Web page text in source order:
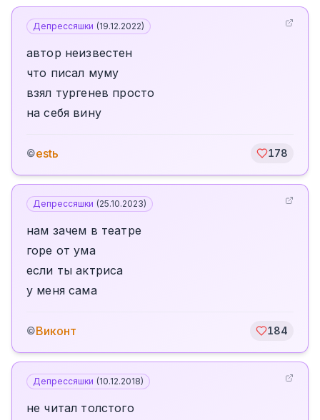
Депрессяшки (19.12.2022)
автор неизвестен
что писал муму
взял тургенев просто
на себя вину
©estь 178
Депрессяшки (25.10.2023)
нам зачем в театре
горе от ума
если ты актриса
у меня сама
©Виконт 184
Депрессяшки (10.12.2018)
не читал толстого